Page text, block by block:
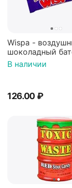
Wispa -
шоколадный
36 гр
В наличии
126.00₽